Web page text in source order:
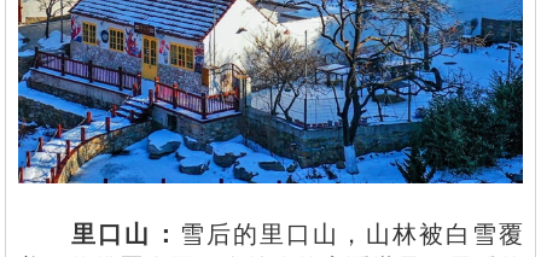
里口山‌： 雪后的里口山，山林被白雪覆